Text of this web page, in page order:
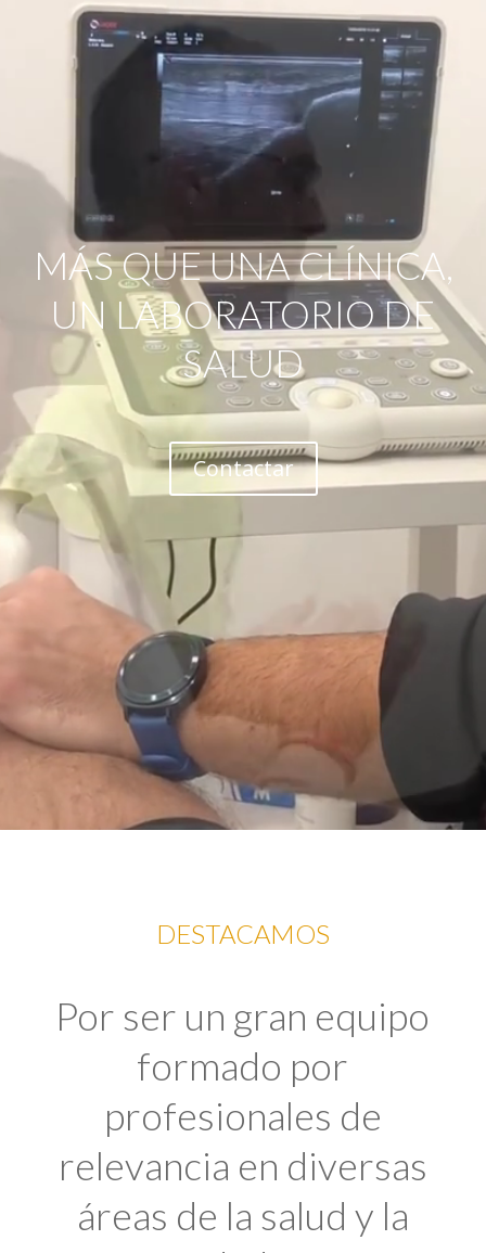
MÁS QUE UNA CLÍNICA,
UN LABORATORIO DE
SALUD
Contactar
DESTACAMOS
Por ser un gran equipo
formado por
profesionales de
relevancia en diversas
áreas de la salud y la